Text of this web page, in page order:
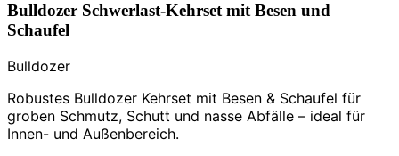
Bulldozer Schwerlast-Kehrset mit Besen und
Schaufel
Bulldozer
Robustes Bulldozer Kehrset mit Besen & Schaufel für
groben Schmutz, Schutt und nasse Abfälle – ideal für
Innen- und Außenbereich.